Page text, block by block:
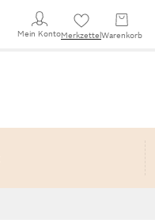
Mein KontoMerkzettel Warenkorb